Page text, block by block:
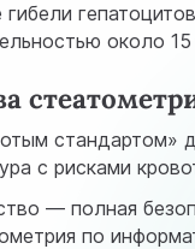
гибели
около 15
стандартом»
с рисками
— полная
по